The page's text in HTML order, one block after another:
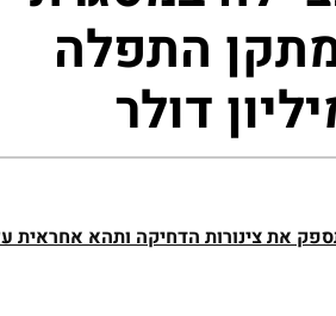
התפלה
את צינורות הדחיקה ותהא אחראית